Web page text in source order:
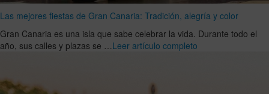
Las mejores fiestas de Gran Canaria: Tradición, alegría y color
Gran Canaria es una isla que sabe celebrar la vida. Durante todo el
año, sus calles y plazas se …Leer artículo completo